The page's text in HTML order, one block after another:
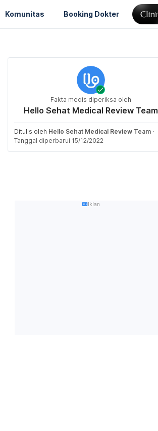
Komunitas Booking Dokter
Fakta medis diperiksa oleh
Hello Sehat Medical Review Team
Ditulis oleh Hello Sehat Medical Review Team ·
Tanggal diperbarui 15/12/2022
Iklan